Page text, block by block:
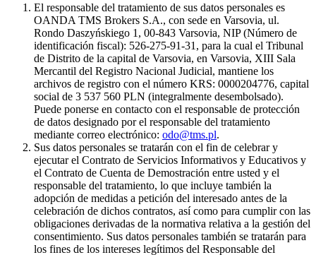
El responsable del tratamiento de sus datos personales es
OANDA TMS Brokers S.A., con sede en Varsovia, ul.
Rondo Daszyńskiego 1, 00-843 Varsovia, NIP (Número de
identificación fiscal): 526-275-91-31, para la cual el Tribunal
de Distrito de la capital de Varsovia, en Varsovia, XIII Sala
Mercantil del Registro Nacional Judicial, mantiene los
archivos de registro con el número KRS: 0000204776, capital
social de 3 537 560 PLN (integralmente desembolsado).
Puede ponerse en contacto con el responsable de protección
de datos designado por el responsable del tratamiento
mediante correo electrónico: odo@tms.pl.
Sus datos personales se tratarán con el fin de celebrar y
ejecutar el Contrato de Servicios Informativos y Educativos y
el Contrato de Cuenta de Demostración entre usted y el
responsable del tratamiento, lo que incluye también la
adopción de medidas a petición del interesado antes de la
celebración de dichos contratos, así como para cumplir con las
obligaciones derivadas de la normativa relativa a la gestión del
consentimiento. Sus datos personales también se tratarán para
los fines de los intereses legítimos del Responsable del